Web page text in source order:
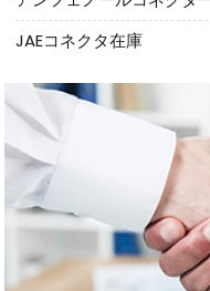
JAEコネクタ在庫